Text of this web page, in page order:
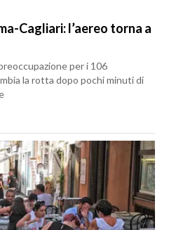
Cagliari: l’aereo torna a
per i 106
la rotta dopo pochi minuti di